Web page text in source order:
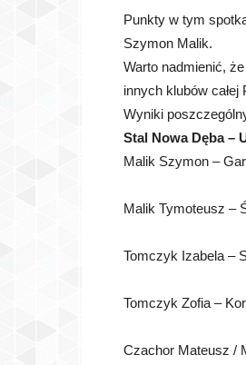
Punkty w tym
Szymon Malik.
Warto nadmienić,
innych klubów
Wyniki
Stal Nowa Dęba –
Malik Szymon –
Malik Tymoteusz –
Tomczyk Izabela –
Tomczyk Zofia –
Czachor Mateusz /